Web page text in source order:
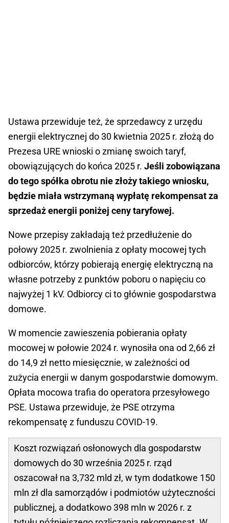
Ustawa przewiduje też, że sprzedawcy z urzędu
energii elektrycznej do 30 kwietnia 2025 r. złożą do
Prezesa URE wnioski o zmianę swoich taryf,
obowiązujących do końca 2025 r. Jeśli zobowiązana
do tego spółka obrotu nie złoży takiego wniosku,
będzie miała wstrzymaną wypłatę rekompensat za
sprzedaż energii poniżej ceny taryfowej.
Nowe przepisy zakładają też przedłużenie do
połowy 2025 r. zwolnienia z opłaty mocowej tych
odbiorców, którzy pobierają energię elektryczną na
własne potrzeby z punktów poboru o napięciu co
najwyżej 1 kV. Odbiorcy ci to głównie gospodarstwa
domowe.
W momencie zawieszenia pobierania opłaty
mocowej w połowie 2024 r. wynosiła ona od 2,66 zł
do 14,9 zł netto miesięcznie, w zależności od
zużycia energii w danym gospodarstwie domowym.
Opłata mocowa trafia do operatora przesyłowego
PSE. Ustawa przewiduje, że PSE otrzyma
rekompensatę z funduszu COVID-19.
Koszt rozwiązań osłonowych dla gospodarstw
domowych do 30 września 2025 r. rząd
oszacował na 3,732 mld zł, w tym dodatkowe 150
mln zł dla samorządów i podmiotów użyteczności
publicznej, a dodatkowo 398 mln w 2026 r. z